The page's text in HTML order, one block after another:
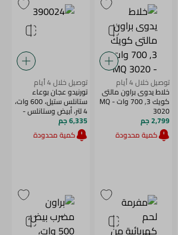
توصيل خلال 4 أيام
خلاط يدوى براون مالتى
كويك 3, 700 وات - MQ
3020
2,799 جم
كمية محدودة
توصيل خلال 4 أيام
تورنيدو عجان بوعاء
ستانلس ستيل، 600 وات،
4 لتر، أبيض وستانلس -
SM - 600T
6,335 جم
كمية محدودة